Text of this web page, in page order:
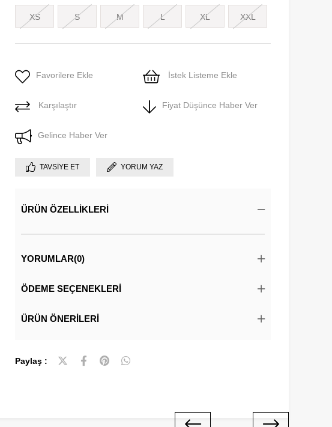
XS S M L XL XXL
Favorilere Ekle İstek Listeme Ekle
Karşılaştır Fiyat Düşünce Haber Ver
Gelince Haber Ver
TAVSIYE ET YORUM YAZ
ÜRÜN ÖZELLIKLERI
YORUMLAR(0)
ÖDEME SEÇENEKLERI
ÜRÜN ÖNERILERI
Paylaş :